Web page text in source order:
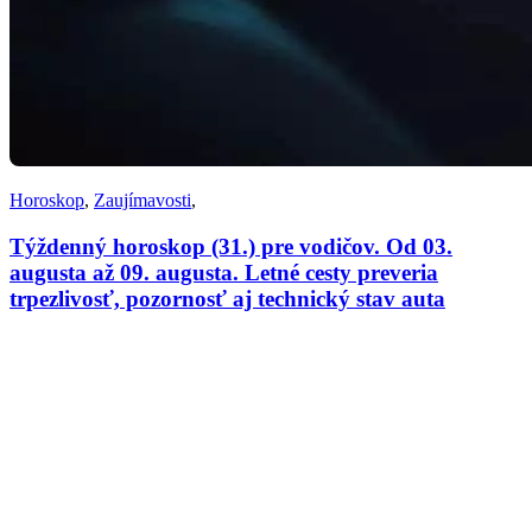
Horoskop, Zaujímavosti,
Týždenný horoskop (31.) pre vodičov. Od 03.
augusta až 09. augusta. Letné cesty preveria
trpezlivosť, pozornosť aj technický stav auta